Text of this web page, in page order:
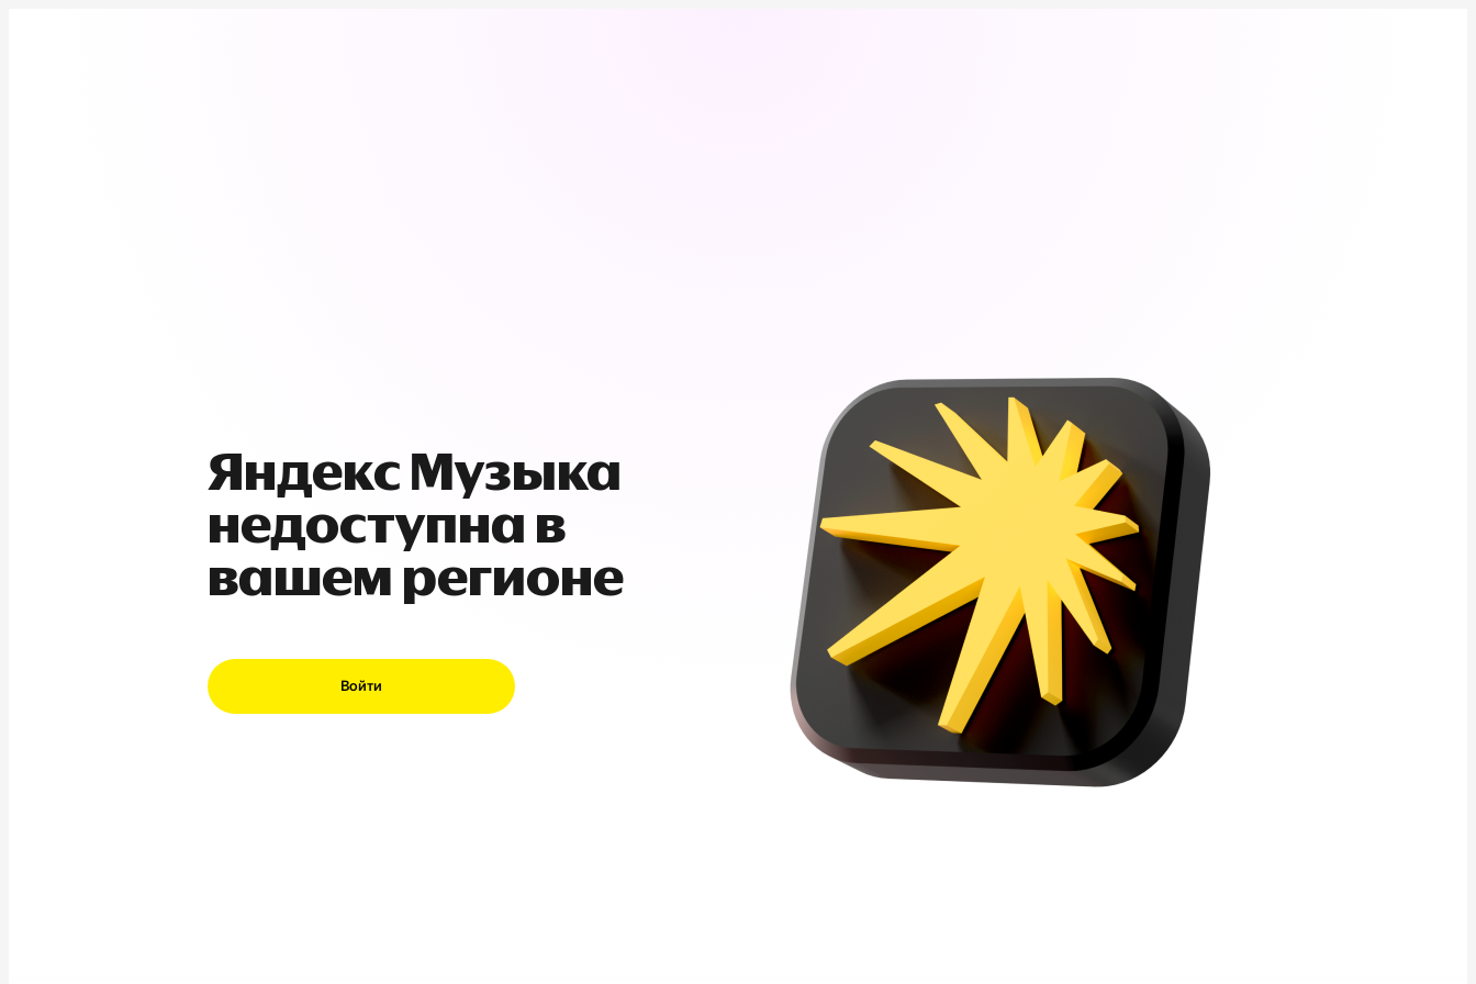
Яндекс Музыка
недоступна в
вашем регионе
Войти